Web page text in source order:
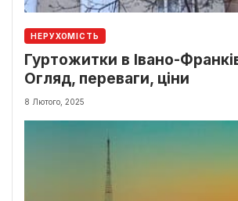
НЕРУХОМІСТЬ
Гуртожитки в Івано-
Огляд, переваги, ціни
8 Лютого, 2025